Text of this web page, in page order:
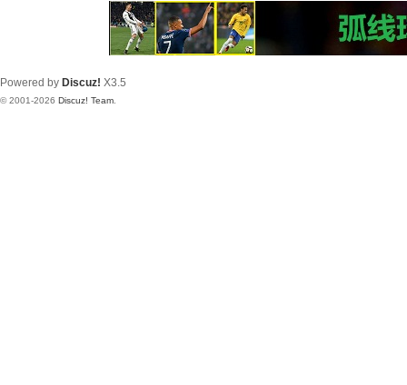
Powered by Discuz! X3.5
© 2001-2026 Discuz! Team